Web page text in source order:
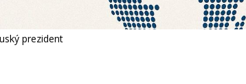
prezident